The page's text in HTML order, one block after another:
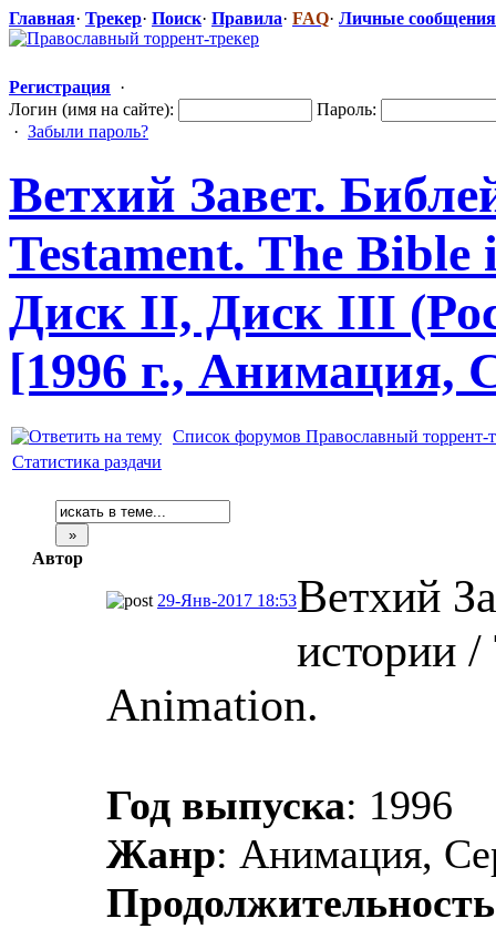
Главная· Трекер· Поиск· Правила· FAQ· Личные сообщения
Регистрация ·
Логин (имя на сайте):
Пароль:
· Забыли пароль?
Ветхий Завет.
Testament. The
Диск II, Диск III
[1996 г., Анимация,
Список форумов Православный торрент-
Статистика раздачи
Автор
29-Янв-2017 18:53Ветхий
истории
Animation.
Год выпуска: 1996
Жанр: Анимация,
Продолжительность